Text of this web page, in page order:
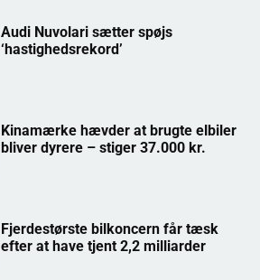
Audi Nuvolari sætter spøjs
‘hastighedsrekord’
Kinamærke hævder at brugte elbiler
bliver dyrere – stiger 37.000 kr.
Fjerdestørste bilkoncern får tæsk
efter at have tjent 2,2 milliarder